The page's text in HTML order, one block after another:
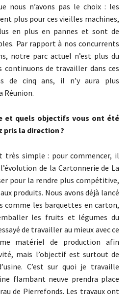
nous n’avons pas le choix : les
plus pour ces vieilles machines,
en plus en pannes et sont de
Par rapport à nos concurrents
notre parc actuel n’est plus du
de travailler dans ces
de cinq ans, il n’y aura plus
Réunion.
et quels objectifs vous ont été
pris la direction ?
très simple : pour commencer, il
de la Cartonnerie de La
pour la rendre plus compétitive,
produits. Nous avons déjà lancé
comme les barquettes en carton,
les fruits et légumes du
de travailler au mieux avec ce
matériel de production afin
mais l’objectif est surtout de
C’est sur quoi je travaille
flambant neuve prendra place
de Pierrefonds. Les travaux ont